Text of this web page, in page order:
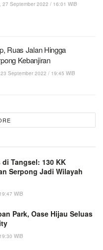
27 September 2022 / 16:01 WIB
Ruas Jalan Hingga
Kebanjiran
September 2022 / 19:45 WIB
Tangsel: 130 KK
Serpong Jadi Wilayah
WIB
Park, Oase Hijau Seluas
WIB